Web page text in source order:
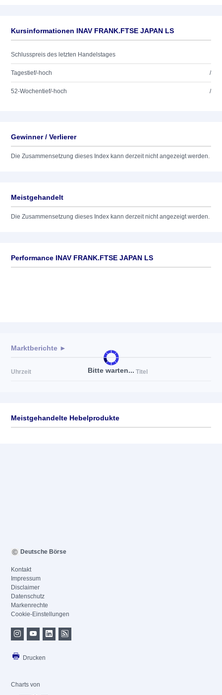
Kursinformationen INAV FRANK.FTSE JAPAN LS
Schlusspreis des letzten Handelstages
Tagestief/-hoch /
52-Wochentief/-hoch /
Gewinner / Verlierer
Die Zusammensetzung dieses Index kann derzeit nicht angezeigt werden.
Meistgehandelt
Die Zusammensetzung dieses Index kann derzeit nicht angezeigt werden.
Performance INAV FRANK.FTSE JAPAN LS
Bitte warten...
Marktberichte ►
Uhrzeit Titel
Meistgehandelte Hebelprodukte
Deutsche Börse
Kontakt
Impressum
Disclaimer
Datenschutz
Markenrechte
Cookie-Einstellungen
Drucken
Charts von